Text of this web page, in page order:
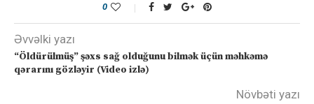
0
Əvvəlki yazı
“Öldürülmüş” şəxs sağ olduğunu bilmək üçün məhkəmə
qərarını gözləyir (Video izlə)
Növbəti yazı